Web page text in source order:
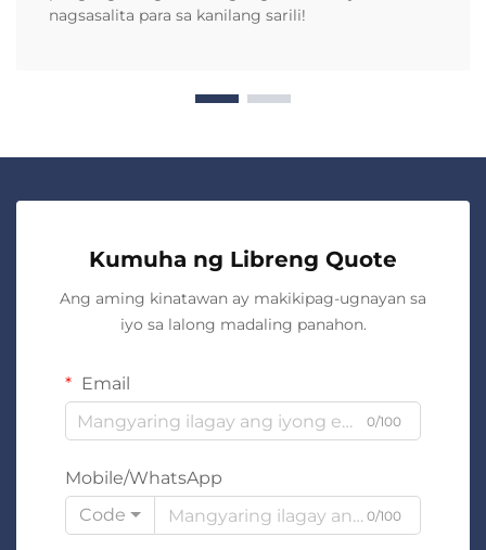
nagsasalita para sa kanilang sarili!
Kumuha ng Libreng Quote
Ang aming kinatawan ay makikipag-ugnayan sa
iyo sa lalong madaling panahon.
Email
0/100
Mobile/WhatsApp
Code
0/100